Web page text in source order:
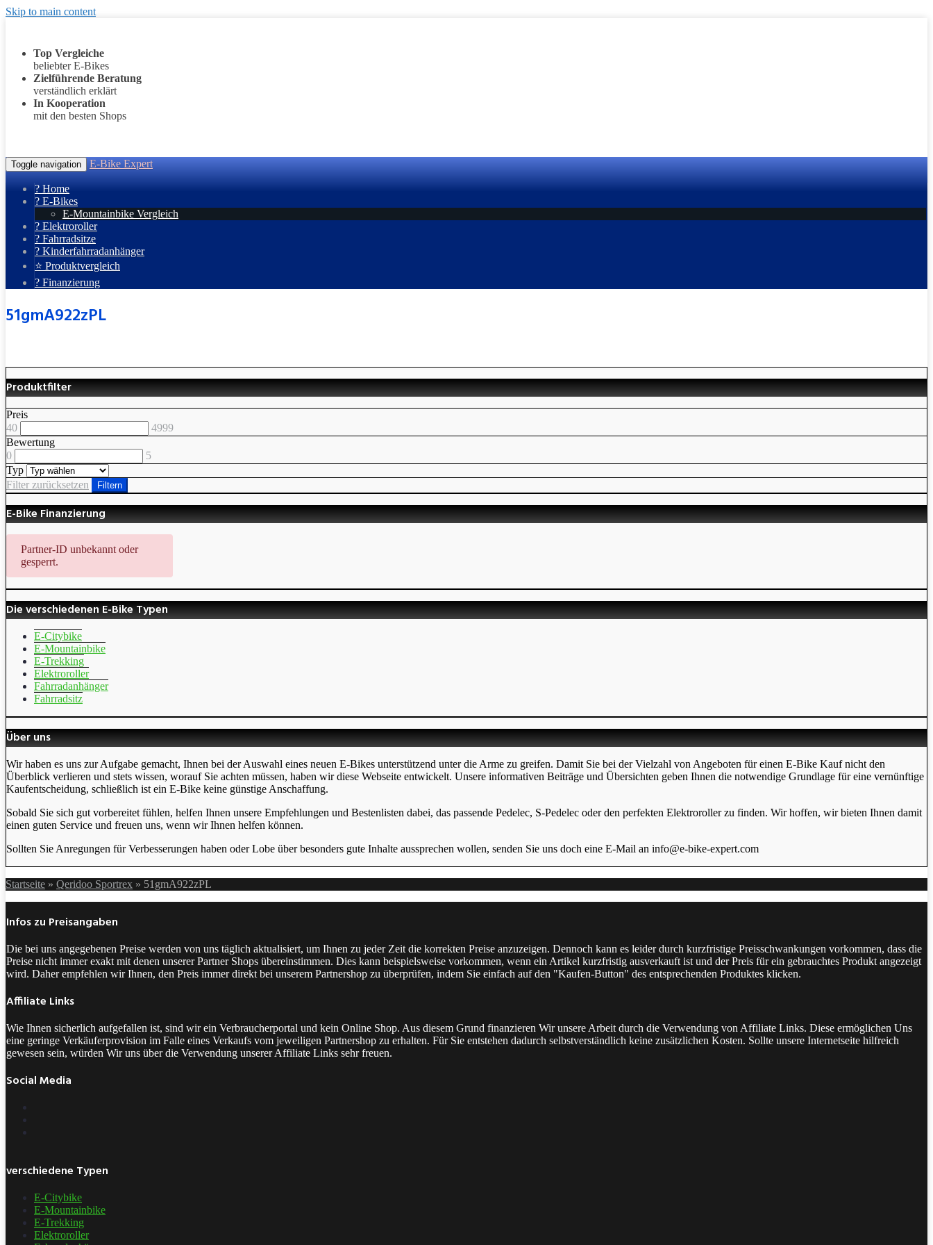
Skip to main content
Top Vergleiche
beliebter E-Bikes
Zielführende Beratung
verständlich erklärt
In Kooperation
mit den besten Shops
Toggle navigation E-Bike Expert
? Home
? E-Bikes
E-Mountainbike Vergleich
? Elektroroller
? Fahrradsitze
? Kinderfahrradanhänger
⭐ Produktvergleich
? Finanzierung
51gmA922zPL
Produktfilter
Preis
40
4999
Bewertung
0
5
Typ
Filter zurücksetzen
Filtern
E-Bike Finanzierung
Partner-ID unbekannt oder
gesperrt.
Die verschiedenen E-Bike Typen
E-Citybike
E-Mountainbike
E-Trekking
Elektroroller
Fahrradanhänger
Fahrradsitz
Über uns
Wir haben es uns zur Aufgabe gemacht, Ihnen bei der Auswahl eines neuen E-Bikes unterstützend unter die Arme zu greifen. Damit Sie bei der Vielzahl von Angeboten für einen E-Bike Kauf nicht den
Überblick verlieren und stets wissen, worauf Sie achten müssen, haben wir diese Webseite entwickelt. Unsere informativen Beiträge und Übersichten geben Ihnen die notwendige Grundlage für eine vernünftige
Kaufentscheidung, schließlich ist ein E-Bike keine günstige Anschaffung.
Sobald Sie sich gut vorbereitet fühlen, helfen Ihnen unsere Empfehlungen und Bestenlisten dabei, das passende Pedelec, S-Pedelec oder den perfekten Elektroroller zu finden. Wir hoffen, wir bieten Ihnen damit
einen guten Service und freuen uns, wenn wir Ihnen helfen können.
Sollten Sie Anregungen für Verbesserungen haben oder Lobe über besonders gute Inhalte aussprechen wollen, senden Sie uns doch eine E-Mail an info@e-bike-expert.com
Startseite » Qeridoo Sportrex » 51gmA922zPL
Infos zu Preisangaben
Die bei uns angegebenen Preise werden von uns täglich aktualisiert, um Ihnen zu jeder Zeit die korrekten Preise anzuzeigen. Dennoch kann es leider durch kurzfristige Preisschwankungen vorkommen, dass die
Preise nicht immer exakt mit denen unserer Partner Shops übereinstimmen. Dies kann beispielsweise vorkommen, wenn ein Artikel kurzfristig ausverkauft ist und der Preis für ein gebrauchtes Produkt angezeigt
wird. Daher empfehlen wir Ihnen, den Preis immer direkt bei unserem Partnershop zu überprüfen, indem Sie einfach auf den "Kaufen-Button" des entsprechenden Produktes klicken.
Affiliate Links
Wie Ihnen sicherlich aufgefallen ist, sind wir ein Verbraucherportal und kein Online Shop. Aus diesem Grund finanzieren Wir unsere Arbeit durch die Verwendung von Affiliate Links. Diese ermöglichen Uns
eine geringe Verkäuferprovision im Falle eines Verkaufs vom jeweiligen Partnershop zu erhalten. Für Sie entstehen dadurch selbstverständlich keine zusätzlichen Kosten. Sollte unsere Internetseite hilfreich
gewesen sein, würden Wir uns über die Verwendung unserer Affiliate Links sehr freuen.
Social Media
verschiedene Typen
E-Citybike
E-Mountainbike
E-Trekking
Elektroroller